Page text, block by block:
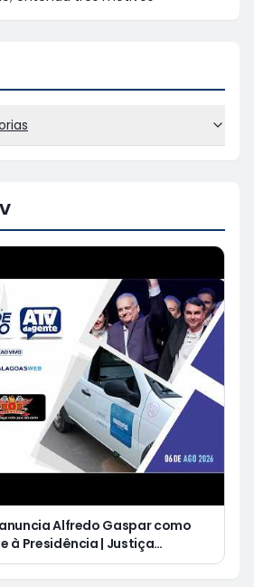
Alfredo Gaspar como
à Presidência | Justiça
a pagar R$ 3 mil a cliente que